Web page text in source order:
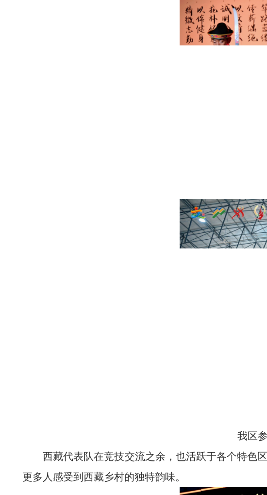
我区
西藏代表队在竞技交流之余，也活跃于各个特色
更多人感受到西藏乡村的独特韵味。